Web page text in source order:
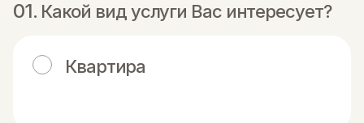
Какой вид услуги Вас интересует?
Квартира